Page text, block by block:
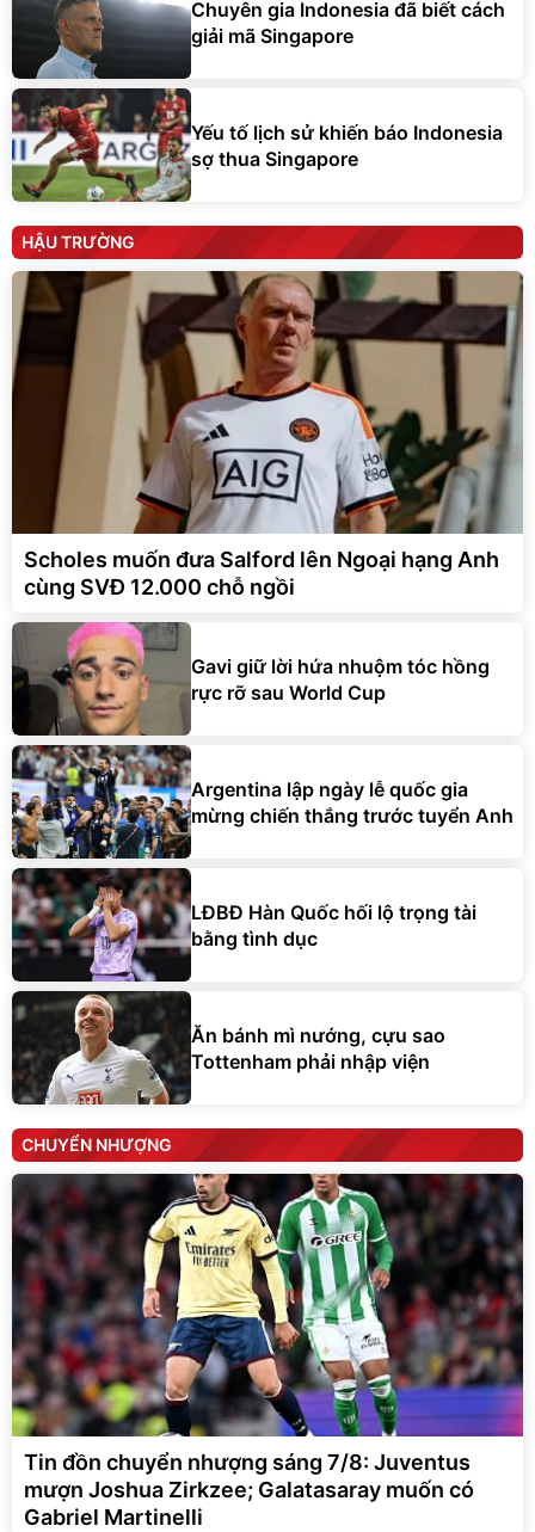
Chuyên gia Indonesia đã biết cách
giải mã Singapore
Yếu tố lịch sử khiến báo Indonesia
sợ thua Singapore
HẬU TRƯỜNG
Scholes muốn đưa Salford lên Ngoại hạng Anh
cùng SVĐ 12.000 chỗ ngồi
Gavi giữ lời hứa nhuộm tóc hồng
rực rỡ sau World Cup
Argentina lập ngày lễ quốc gia
mừng chiến thắng trước tuyển Anh
LĐBĐ Hàn Quốc hối lộ trọng tài
bằng tình dục
Ăn bánh mì nướng, cựu sao
Tottenham phải nhập viện
CHUYỂN NHƯỢNG
Tin đồn chuyển nhượng sáng 7/8: Juventus
mượn Joshua Zirkzee; Galatasaray muốn có
Gabriel Martinelli